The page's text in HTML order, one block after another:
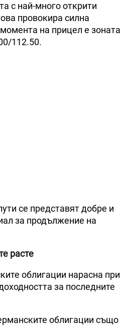
с най-много открити
провокира силна
на прицел е зоната
112.50.
се представят добре и
за продължение на
расте
облигации нарасна при
за последните
облигации също